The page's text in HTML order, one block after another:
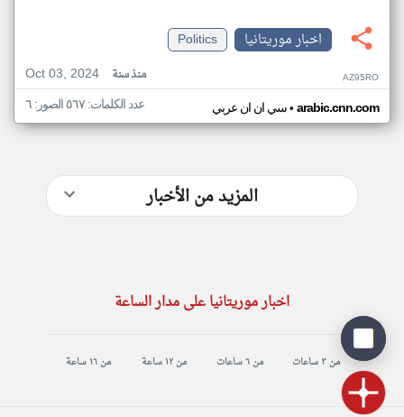
اخبار موريتانيا
Politics
Oct 03, 2024
منذ سنة AZ95RO
سي ان ان عربي• arabic.cnn.com عدد الكلمات: ٥٦٧ الصور: ٦
المزيد من الأخبار
اخبار موريتانيا على مدار الساعة
من ٣ ساعات من ٦ ساعات من ١٢ ساعة من ١٦ ساعة